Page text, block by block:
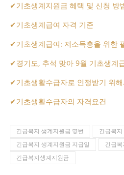
✔기초생계지원금 혜택 및 신청 방
✔기초생계급여 자격 기준
✔기초생계급여: 저소득층을 위한
✔경기도, 추석 맞아 9월 기초생계
✔기초생활수급자로 인정받기 위
✔기초생활수급자의 자격요건
긴급복지 생계지원금 몇번
긴급복
긴급복지 생계지원금 지급일
긴급
긴급복지생계지원금